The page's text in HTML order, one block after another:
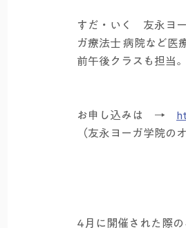
すだ・いく　友永ヨ
ガ療法士 病院など医
前午後クラスも担当。
お申し込みは　→
（友永ヨーガ学院の
4月に開催された際